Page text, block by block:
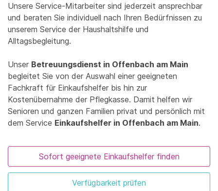
Unsere Service-Mitarbeiter sind jederzeit ansprechbar
und beraten Sie individuell nach Ihren Bedürfnissen zu
unserem Service der Haushaltshilfe und
Alltagsbegleitung.
Unser Betreuungsdienst in Offenbach am Main
begleitet Sie von der Auswahl einer geeigneten
Fachkraft für Einkaufshelfer bis hin zur
Kostenübernahme der Pflegkasse. Damit helfen wir
Senioren und ganzen Familien privat und persönlich mit
dem Service Einkaufshelfer in Offenbach am Main.
Sofort geeignete Einkaufshelfer finden
Verfügbarkeit prüfen